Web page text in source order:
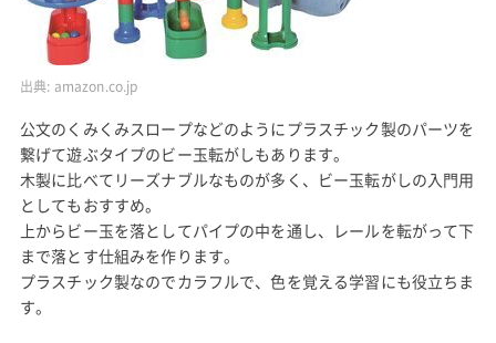
出典: amazon.co.jp
公文のくみくみスロープなどのようにプラスチック製のパーツを
繋げて遊ぶタイプのビー玉転がしもあります。
木製に比べてリーズナブルなものが多く、ビー玉転がしの入門用
としてもおすすめ。
上からビー玉を落としてパイプの中を通し、レールを転がって下
まで落とす仕組みを作ります。
プラスチック製なのでカラフルで、色を覚える学習にも役立ちま
す。